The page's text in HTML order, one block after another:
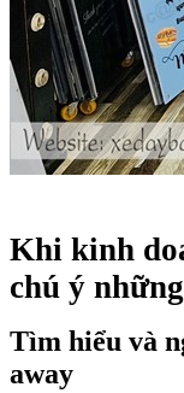
Khi kinh
chú ý
Tìm hiểu và
away